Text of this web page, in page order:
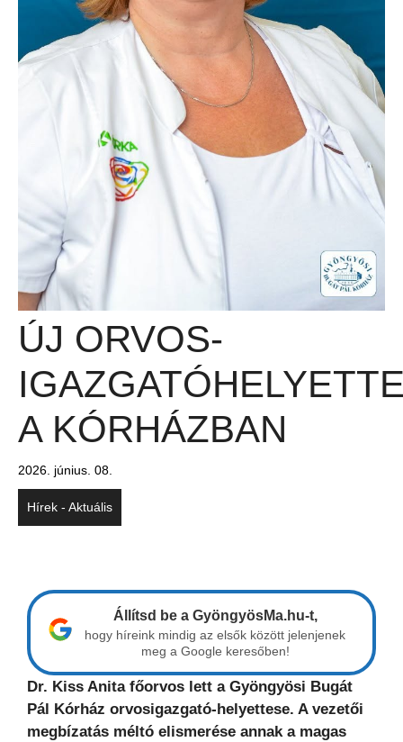
ÚJ ORVOS-
A KÓRHÁZBAN
2026. június. 08.
Hírek - Aktuális
Állítsd be a GyöngyösMa.hu-t,
hogy híreink mindig az elsők között jelenjenek
meg a Google keresőben!
Dr. Kiss Anita főorvos lett a Gyöngyösi Bugát
Pál Kórház orvosigazgató-helyettese. A vezetői
megbízatás méltó elismerése annak a magas